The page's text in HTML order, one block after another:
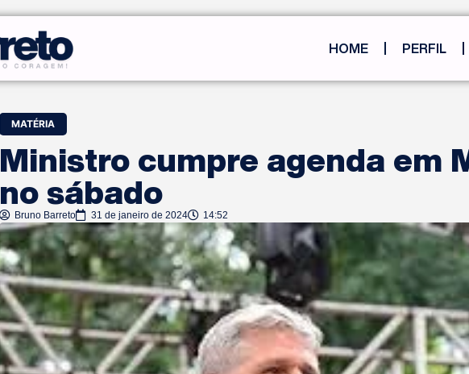
HOME PERFIL
MATÉRIA
Ministro cumpre agenda em
no sábado
Bruno Barreto 31 de janeiro de 2024 14:52